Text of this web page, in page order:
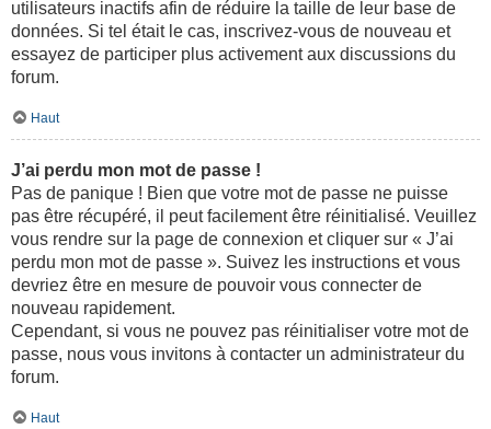
utilisateurs inactifs afin de réduire la taille de leur base de
données. Si tel était le cas, inscrivez-vous de nouveau et
essayez de participer plus activement aux discussions du
forum.
Haut
J’ai perdu mon mot de passe !
Pas de panique ! Bien que votre mot de passe ne puisse
pas être récupéré, il peut facilement être réinitialisé. Veuillez
vous rendre sur la page de connexion et cliquer sur « J’ai
perdu mon mot de passe ». Suivez les instructions et vous
devriez être en mesure de pouvoir vous connecter de
nouveau rapidement.
Cependant, si vous ne pouvez pas réinitialiser votre mot de
passe, nous vous invitons à contacter un administrateur du
forum.
Haut